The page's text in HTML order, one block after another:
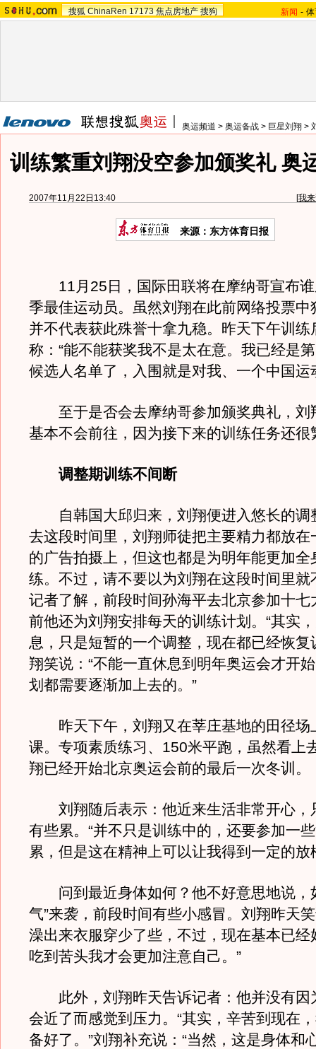
搜狐 ChinaRen 17173 焦点房地产 搜狗 新闻 -
奥运频道 > 奥运备战 > 巨星刘翔 >
训练繁重刘翔没空参加颁奖礼 奥
2007年11月22日13:40 [我
来源：东方体育日报
11月25日，国际田联将在摩纳哥宣布谁
季最佳运动员。虽然刘翔在此前网络投票中
并不代表获此殊誉十拿九稳。昨天下午训练
称：“能不能获奖我不是太在意。我已经是
候选人名单了，入围就是对我、一个中国运
至于是否会去摩纳哥参加颁奖典礼，刘
基本不会前往，因为接下来的训练任务还很
调整期训练不间断
自韩国大邱归来，刘翔便进入悠长的调
去这段时间里，刘翔师徒把主要精力都放在
的广告拍摄上，但这也都是为明年能更加全
练。不过，请不要以为刘翔在这段时间里就
记者了解，前段时间孙海平去北京参加十七
前他还为刘翔安排每天的训练计划。“其实
息，只是短暂的一个调整，现在都已经恢复
翔笑说：“不能一直休息到明年奥运会才开
划都需要逐渐加上去的。”
昨天下午，刘翔又在莘庄基地的田径场
课。专项素质练习、150米平跑，虽然看上
翔已经开始北京奥运会前的最后一次冬训。
刘翔随后表示：他近来生活非常开心，
有些累。“并不只是训练中的，还要参加一
累，但是这在精神上可以让我得到一定的放
问到最近身体如何？他不好意思地说，
气”来袭，前段时间有些小感冒。刘翔昨天
澡出来衣服穿少了些，不过，现在基本已经
吃到苦头我才会更加注意自己。”
此外，刘翔昨天告诉记者：他并没有因
会近了而感觉到压力。“其实，辛苦到现在
备好了。”刘翔补充说：“当然，这是身体和